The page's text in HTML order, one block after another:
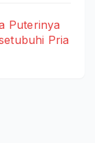
Puterinya
Pria